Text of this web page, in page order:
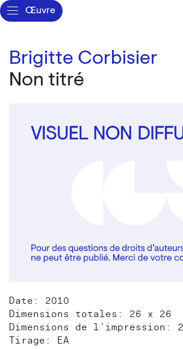
Œuvre
Brigitte Corbisier
Non titré
Date: 2010
Dimensions totales: 26 x 26
Dimensions de l’impression:
Tirage: EA